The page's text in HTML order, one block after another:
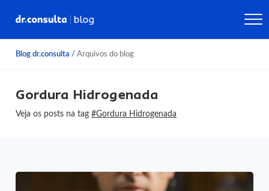
Blog dr.consulta / Arquivos do blog
Gordura Hidrogenada
Veja os posts na tag#Gordura Hidrogenada